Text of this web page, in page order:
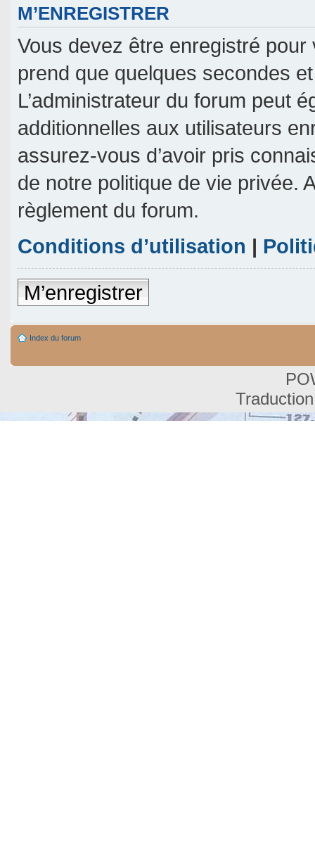
M’ENREGISTRER
Vous devez être enregistré pour
prend que quelques secondes
L’administrateur du forum peut
additionnelles aux utilisateurs
assurez-vous d’avoir pris
de notre politique de vie privée.
règlement du forum.
Conditions d’utilisation |
M’enregistrer
Index du forum